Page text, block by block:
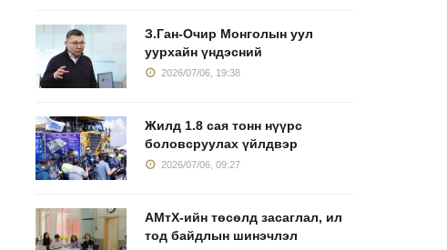
З.Ган-Очир Монголын уул
уурхайн үндэсний
2026/07/06, 19:38
Жилд 1.8 сая тонн нүүрс
боловсруулах үйлдвэр
2026/07/06, 09:27
АМтХ-ийн төсөлд засаглал, ил
тод байдлын шинэчлэл